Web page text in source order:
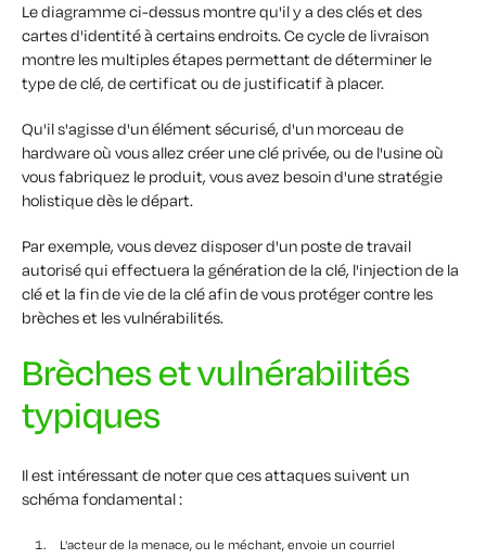
Le diagramme ci-dessus montre qu'il y a des clés et des
cartes d'identité à certains endroits. Ce cycle de livraison
montre les multiples étapes permettant de déterminer le
type de clé, de certificat ou de justificatif à placer.
Qu'il s'agisse d'un élément sécurisé, d'un morceau de
hardware où vous allez créer une clé privée, ou de l'usine où
vous fabriquez le produit, vous avez besoin d'une stratégie
holistique dès le départ.
Par exemple, vous devez disposer d'un poste de travail
autorisé qui effectuera la génération de la clé, l'injection de la
clé et la fin de vie de la clé afin de vous protéger contre les
brèches et les vulnérabilités.
Brèches et vulnérabilités
typiques
Il est intéressant de noter que ces attaques suivent un
schéma fondamental :
L'acteur de la menace, ou le méchant, envoie un courriel